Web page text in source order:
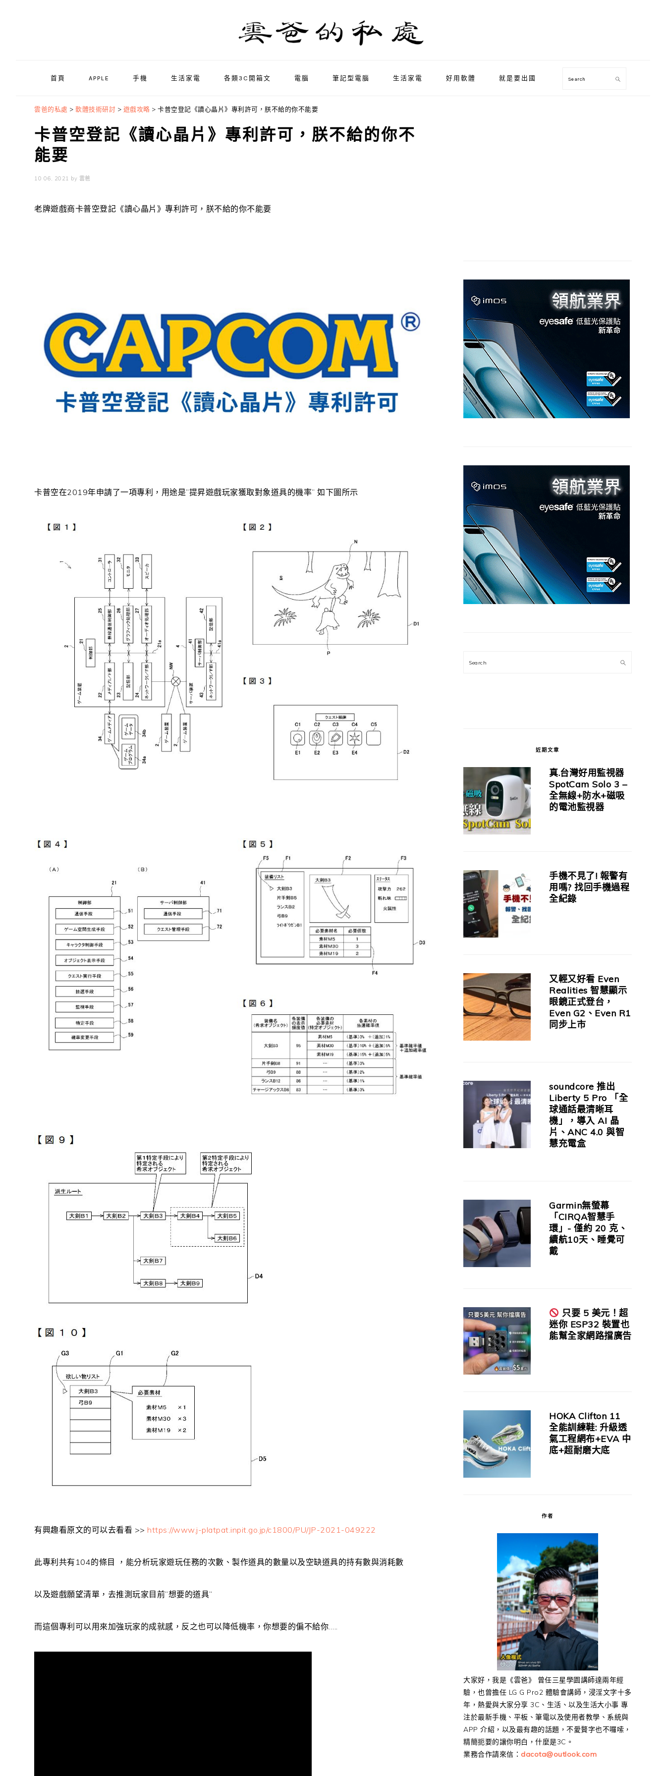
首頁 APPLE 手機 生活家電 各類3C開箱文 電腦 筆記型電腦 生活家電 好用軟體 就是要出國 Search
雲爸的私處 > 軟體技術研討 > 遊戲攻略 > 卡普空登記《讀心晶片》專利許可，朕不給的你不能要
卡普空登記《讀心晶片》專利許可，朕不給的你不
能要
10 06, 2021 by 雲爸
老牌遊戲商卡普空登記《讀心晶片》專利許可，朕不給的你不能要
卡普空在2019年申請了一項專利，用途是”提昇遊戲玩家獲取對象道具的機率” 如下圖所示
有興趣看原文的可以去看看 >> https://www.j-platpat.inpit.go.jp/c1800/PU/JP-2021-049222
此專利共有104的條目 ，能分析玩家遊玩任務的次數、製作道具的數量以及空缺道具的持有數與消耗數
以及遊戲願望清單，去推測玩家目前”想要的道具”
而這個專利可以用來加強玩家的成就感，反之也可以降低機率，你想要的偏不給你…..
Search
近期文章
真.台灣好用監視器
SpotCam Solo 3 –
全無線+防水+磁吸
的電池監視器
手機不見了! 報警有
用嗎? 找回手機過程
全紀錄
又輕又好看 Even
Realities 智慧顯示
眼鏡正式登台，
Even G2、Even R1
同步上市
soundcore 推出
Liberty 5 Pro 「全
球通話最清晰耳
機」，導入 AI 晶
片、ANC 4.0 與智
慧充電盒
Garmin無螢幕
「CIRQA智慧手
環」- 僅約 20 克、
續航10天、睡覺可
戴
只要 5 美元！超
迷你 ESP32 裝置也
能幫全家網路擋廣告
HOKA Clifton 11
全能訓練鞋: 升級透
氣工程網布+EVA 中
底+超耐磨大底
作者
大家好，我是《雲爸》 曾任三星學園講師達兩年經
驗，也曾擔任 LG G Pro2 體驗會講師，浸淫文字十多
年，熱愛與大家分享 3C、生活、以及生活大小事 專
注於最新手機、平板、筆電以及使用者教學、系統與
APP 介紹，以及最有趣的話題，不愛贅字也不囉嗦，
精簡扼要的讓你明白，什麼是3C。
業務合作請來信： dacota@outlook.com